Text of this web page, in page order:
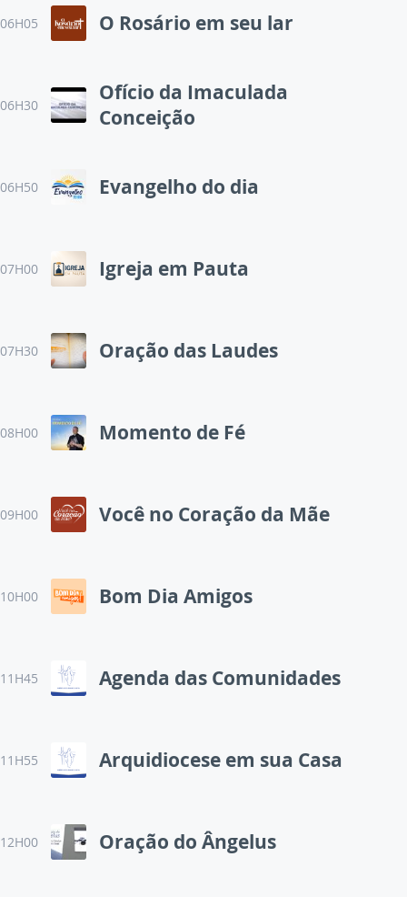
06H05 O Rosário em seu lar
06H30
Ofício da Imaculada
Conceição
06H50 Evangelho do dia
07H00 Igreja em Pauta
07H30 Oração das Laudes
08H00 Momento de Fé
09H00 Você no Coração da Mãe
10H00 Bom Dia Amigos
11H45 Agenda das Comunidades
11H55 Arquidiocese em sua Casa
12H00 Oração do Ângelus